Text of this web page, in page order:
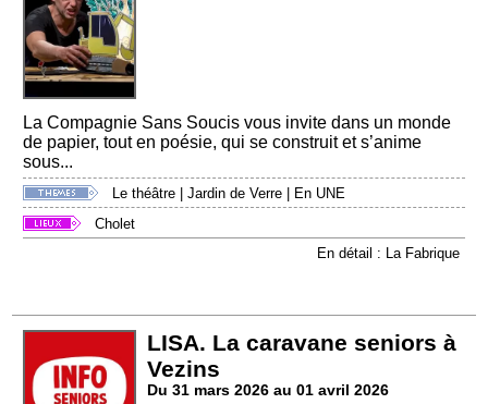
La Compagnie Sans Soucis vous invite dans un monde
de papier, tout en poésie, qui se construit et s’anime
sous...
Le théâtre |Jardin de Verre
En UNE
Cholet
En détail : La Fabrique
LISA. La caravane seniors à
Vezins
Du 31 mars 2026 au 01 avril 2026